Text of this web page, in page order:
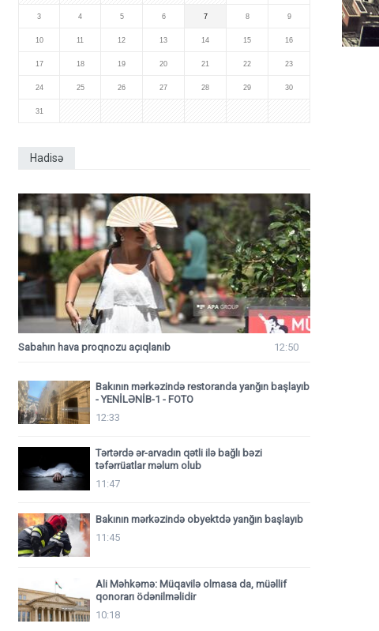
3 4 5 6 7 8 9
10 11 12 13 14 15 16
17 18 19 20 21 22 23
24 25 26 27 28 29 30
31
Hadisə
Sabahın hava proqnozu açıqlanıb 12:50
Bakının mərkəzində restoranda yanğın başlayıb
- YENİLƏNİB-1 - FOTO
12:33
Tərtərdə ər-arvadın qətli ilə bağlı bəzi
təfərrüatlar məlum olub
11:47
Bakının mərkəzində obyektdə yanğın başlayıb
11:45
Ali Məhkəmə: Müqavilə olmasa da, müəllif
qonorarı ödənilməlidir
10:18